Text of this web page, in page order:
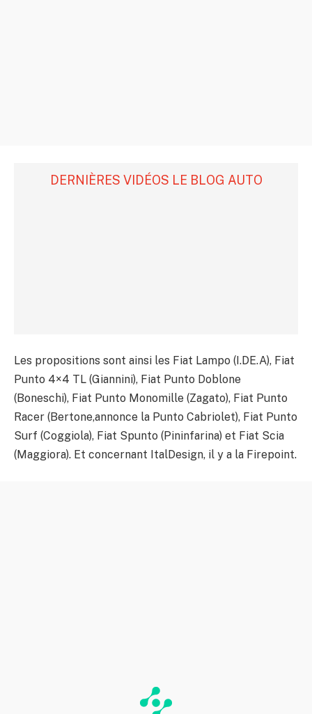
DERNIÈRES VIDÉOS LE BLOG AUTO
Les propositions sont ainsi les Fiat Lampo (I.DE.A), Fiat
Punto 4×4 TL (Giannini), Fiat Punto Doblone
(Boneschi), Fiat Punto Monomille (Zagato), Fiat Punto
Racer (Bertone,annonce la Punto Cabriolet), Fiat Punto
Surf (Coggiola), Fiat Spunto (Pininfarina) et Fiat Scia
(Maggiora). Et concernant ItalDesign, il y a la Firepoint.